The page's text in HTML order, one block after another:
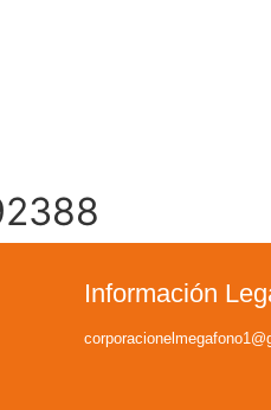
Información